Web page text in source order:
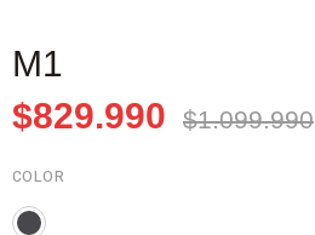
M1
$829.990
$1.099.990
COLOR